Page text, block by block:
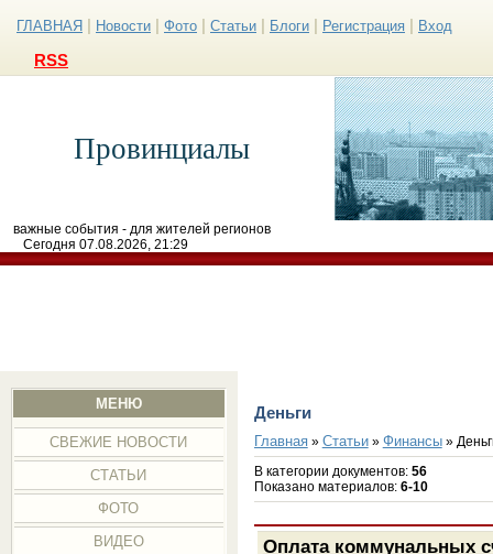
ГЛАВНАЯ Новости Фото Статьи Блоги Регистрация Вход
RSS
Провинциалы
важные события - для жителей регионов
Сегодня 07.08.2026, 21:29
МЕНЮ
СВЕЖИЕ НОВОСТИ
СТАТЬИ
ФОТО
ВИДЕО
Деньги
Главная» Статьи» Финансы»
В категории документов: 56
Показано материалов: 6-10
Оплата коммунальных